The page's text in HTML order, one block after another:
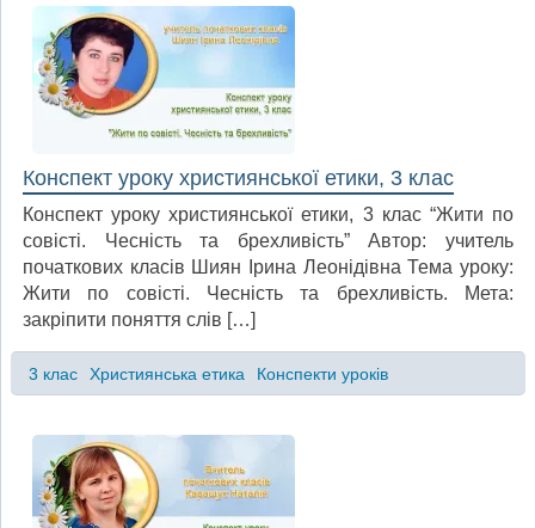
Конспект уроку християнської етики, 3 клас
Конспект уроку християнської етики, 3 клас “Жити по
совісті. Чесність та брехливість” Автор: учитель
початкових класів Шиян Ірина Леонідівна Тема уроку:
Жити по совісті. Чесність та брехливість. Мета:
закріпити поняття слів […]
3 клас Християнська етика Конспекти уроків